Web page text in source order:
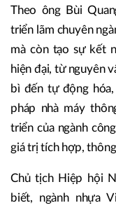
Theo ông Bùi
triển lãm chuyên
mà còn tạo sự kết
hiện đại, từ nguyên
bì đến tự động
pháp nhà máy
triển của ngành
giá trị tích hợp,
Chủ tịch Hiệp hội
biết, ngành nhựa